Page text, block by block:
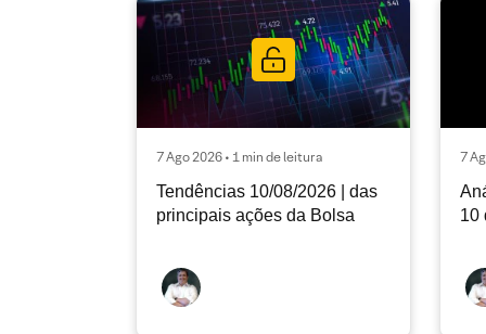
7 Ago 2026 • 1 min de leitura
Tendências 10/08/2026 | das
principais ações da Bolsa
7
10